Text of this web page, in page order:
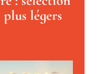
plus légers